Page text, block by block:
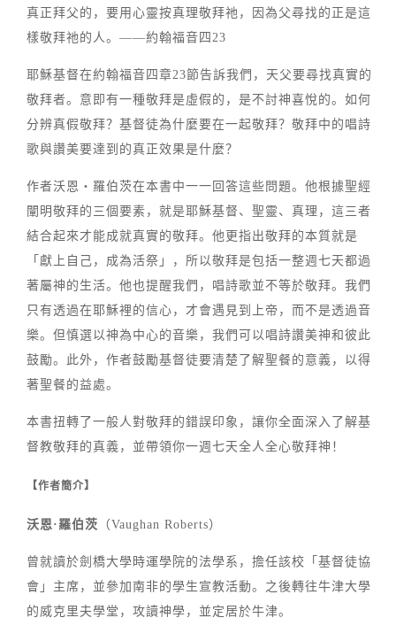
真正拜父的，要用心靈按真理敬拜祂，因為父尋找的正是這
樣敬拜祂的人。——約翰福音四23
耶穌基督在約翰福音四章23節告訴我們，天父要尋找真實的
敬拜者。意即有一種敬拜是虛假的，是不討神喜悅的。如何
分辨真假敬拜？基督徒為什麼要在一起敬拜？敬拜中的唱詩
歌與讚美要達到的真正效果是什麼？
作者沃恩‧羅伯茨在本書中一一回答這些問題。他根據聖經
闡明敬拜的三個要素，就是耶穌基督、聖靈、真理，這三者
結合起來才能成就真實的敬拜。他更指出敬拜的本質就是
「獻上自己，成為活祭」，所以敬拜是包括一整週七天都過
著屬神的生活。他也提醒我們，唱詩歌並不等於敬拜。我們
只有透過在耶穌裡的信心，才會遇見到上帝，而不是透過音
樂。但慎選以神為中心的音樂，我們可以唱詩讚美神和彼此
鼓勵。此外，作者鼓勵基督徒要清楚了解聖餐的意義，以得
著聖餐的益處。
本書扭轉了一般人對敬拜的錯誤印象，讓你全面深入了解基
督教敬拜的真義，並帶領你一週七天全人全心敬拜神！
【作者簡介】
沃恩·羅伯茨 （Vaughan Roberts）
曾就讀於劍橋大學時運學院的法學系，擔任該校「基督徒協
會」主席，並參加南非的學生宣教活動。之後轉往牛津大學
的威克里夫學堂，攻讀神學，並定居於牛津。